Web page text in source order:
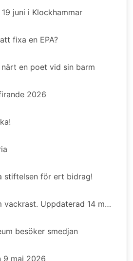
juni i Klockhammar
fixa en EPA?
en poet vid sin barm
2026
stiftelsen för ert bidrag!
Nyrustad led som vackrast. Uppdaterad 14 maj.
besöker smedjan
9 maj 2026